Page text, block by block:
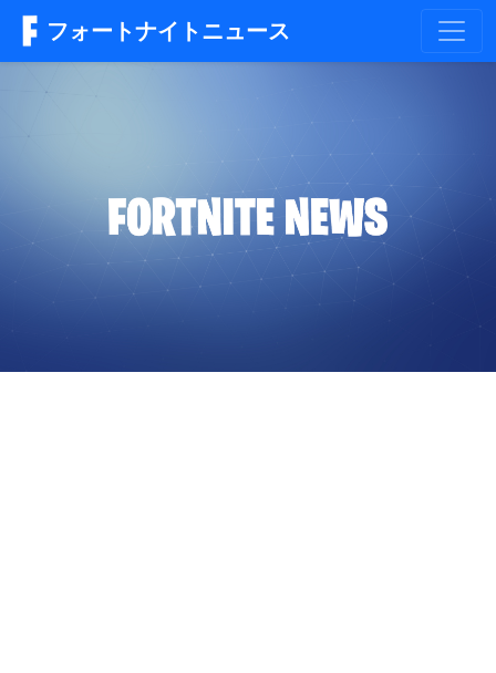
フォートナイトニュース